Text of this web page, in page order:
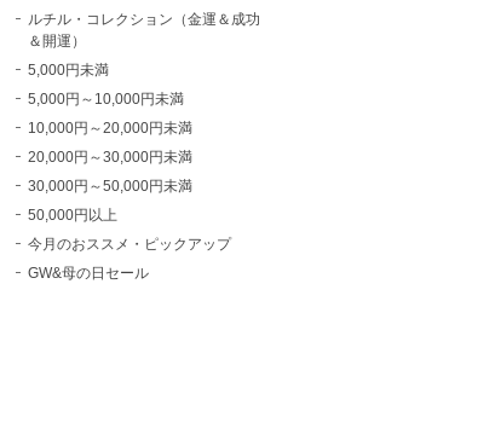
ルチル・コレクション（金運＆成功
＆開運）
5,000円未満
5,000円～10,000円未満
10,000円～20,000円未満
20,000円～30,000円未満
30,000円～50,000円未満
50,000円以上
今月のおススメ・ピックアップ
GW&母の日セール